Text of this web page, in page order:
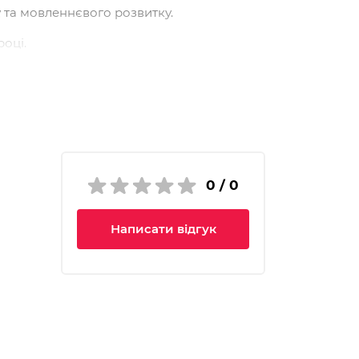
мовленнєвого розвитку.
видатних українців.
встановлення причинно-наслідкових
0 / 0
Написати відгук